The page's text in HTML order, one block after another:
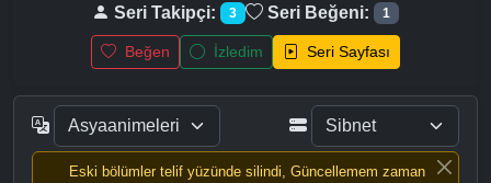
Seri Takipçi: 3 Seri Beğeni: 1
Beğen İzledim Seri Sayfası
Eski bölümler telif yüzünde silindi, Güncellemem zaman